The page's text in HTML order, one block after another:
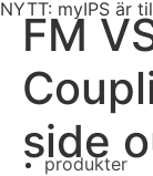
NYTT: myIPS är
produkter
FM
side